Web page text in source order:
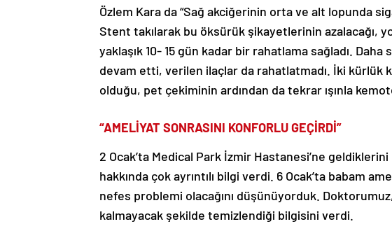
Özlem Kara da “Sağ akciğerinin orta ve alt lopunda
Stent takılarak bu öksürük şikayetlerinin azalacağı,
yaklaşık 10- 15 gün kadar bir rahatlama sağladı.
devam etti, verilen ilaçlar da rahatlatmadı. İki kürlük
olduğu, pet çekiminin ardından da tekrar ışınla
“AMELİYAT SONRASINI KONFORLU GEÇİRDİ”
2 Ocak’ta Medical Park İzmir Hastanesi’ne
hakkında çok ayrıntılı bilgi verdi. 6 Ocak’ta babam
nefes problemi olacağını düşünüyorduk.
kalmayacak şekilde temizlendiği bilgisini verdi.